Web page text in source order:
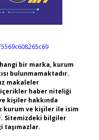
bir marka, kurum
bulunmamaktadır.
makaleler
içerikler haber niteliği
kişiler hakkında
kurum ve kişiler ile isim
Sitemizdeki bilgiler
taşımazlar.